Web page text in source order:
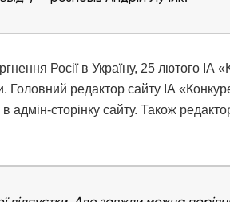
Росії в Україну, 25 лютого ІА
Головний редактор сайту ІА
адмін-сторінку сайту. Також